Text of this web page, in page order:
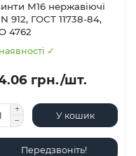
М16 нержавіючі
912, ГОСТ 11738-84,
4762
✓
грн./шт.
У кошик
Передзвоніть!